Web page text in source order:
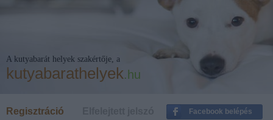
A kutyabarát helyek szakértője, a
kutyabarathelyek.hu
Regisztráció Facebook belépés